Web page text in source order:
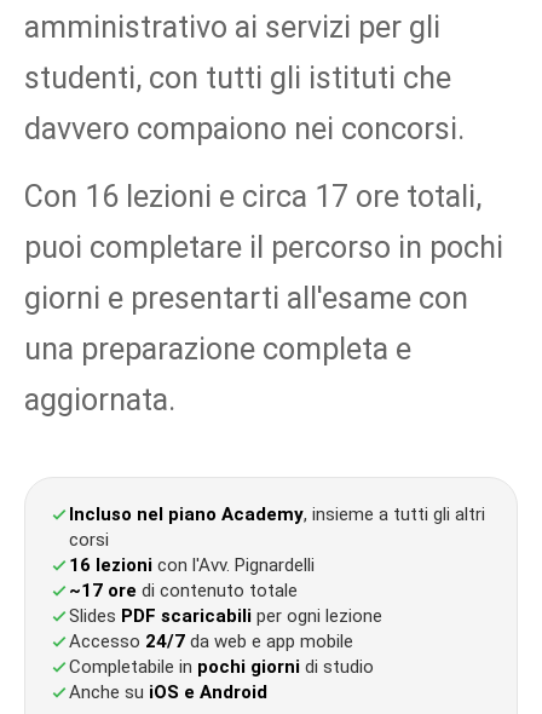
amministrativo ai servizi per gli
studenti, con tutti gli istituti che
davvero compaiono nei concorsi.
Con 16 lezioni e circa 17 ore totali,
puoi completare il percorso in pochi
giorni e presentarti all'esame con
una preparazione completa e
aggiornata.
Incluso nel piano Academy, insieme a tutti gli altri
corsi
16 lezioni con l'Avv. Pignardelli
~17 ore di contenuto totale
Slides PDF scaricabili per ogni lezione
Accesso 24/7 da web e app mobile
Completabile in pochi giorni di studio
Anche su iOS e Android